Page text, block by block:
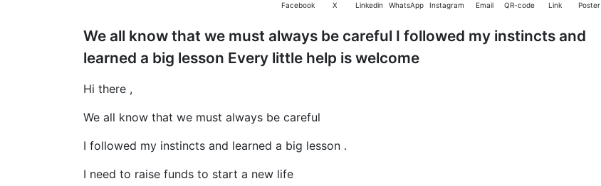
Facebook X Linkedin WhatsApp Instagram Email QR-code Link Poster
We all know that we must always be careful I followed my instincts and
learned a big lesson Every little help is welcome
Hi there ,
We all know that we must always be careful
I followed my instincts and learned a big lesson .
I need to raise funds to start a new life